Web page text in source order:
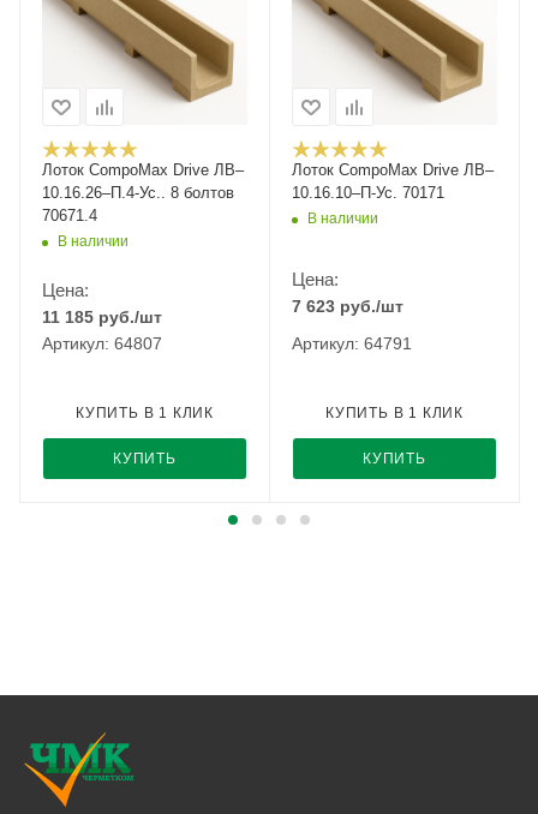
Лоток CompoMax Drive ЛВ–
10.16.26–П.4-Ус.. 8 болтов
70671.4
В наличии
Цена:
11 185 руб./шт
Артикул: 64807
КУПИТЬ
КУПИТЬ В 1 КЛИК
Лоток CompoMax Drive ЛВ–
10.16.10–П-Ус. 70171
В наличии
Цена:
7 623 руб./шт
Артикул: 64791
КУПИТЬ
КУПИТЬ В 1 КЛИК